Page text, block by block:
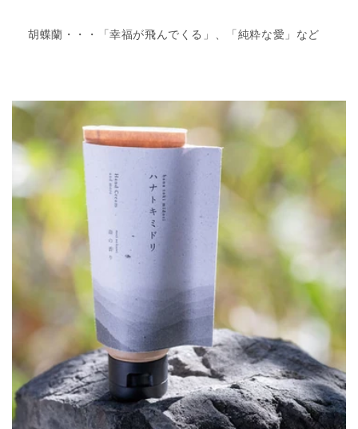
胡蝶蘭・・・「幸福が飛んでくる」、「純粋な愛」など